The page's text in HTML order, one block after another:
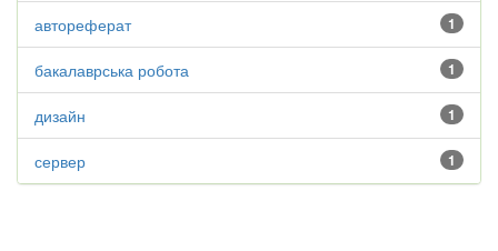
1
автореферат
1
бакалаврська робота
1
дизайн
1
сервер